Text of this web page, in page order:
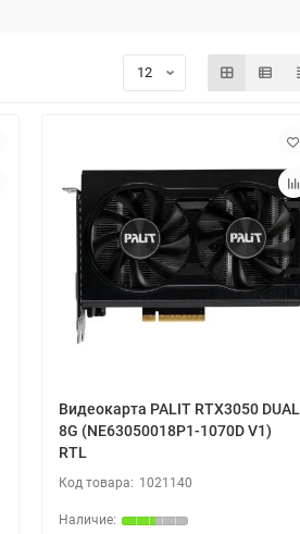
Видеокарта PALIT RTX3050 DUAL
8G (NE63050018P1-1070D V1)
RTL
1021140